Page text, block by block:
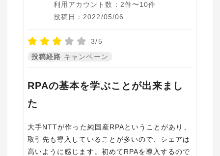
利用アカウント数：2件〜10件
投稿日：2022/05/06
3/5
投稿経路 キャンペーン
RPAの基本を学ぶことが出来まし
た
大手NTTが作った純国産RPAということがあり、
取引先も導入していることが多いので、シェアは
高いように感じます。初めてRPAを導入するので